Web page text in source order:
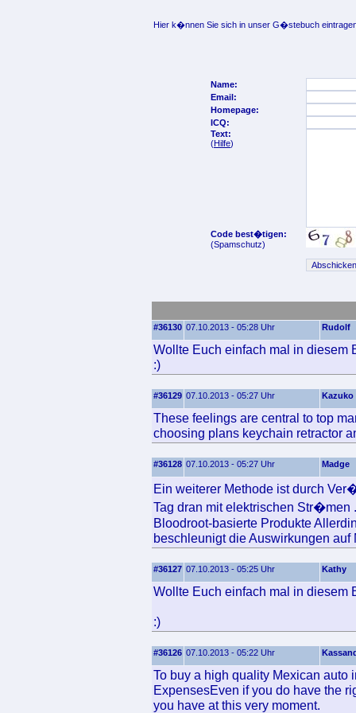
Hier k�nnen Sie sich in unser G�stebuch
Name:
Email:
Homepage:
ICQ:
Text:
(Hilfe)
Code best�tigen:
(Spamschutz)
#36130 07.10.2013 - 05:28 Uhr Rudolf
Wollte Euch einfach mal in diesem
:)
#36129 07.10.2013 - 05:27 Uhr Kazuko
These feelings are central to top
choosing plans keychain retractor
#36128 07.10.2013 - 05:27 Uhr Madge
Ein weiterer Methode ist durch
Tag dran mit elektrischen Str�men .
Bloodroot-basierte Produkte
beschleunigt die Auswirkungen auf
#36127 07.10.2013 - 05:25 Uhr Kathy
Wollte Euch einfach mal in diesem
:)
#36126 07.10.2013 - 05:22 Uhr
To buy a high quality Mexican auto
ExpensesEven if you do have the
you have at this very moment.